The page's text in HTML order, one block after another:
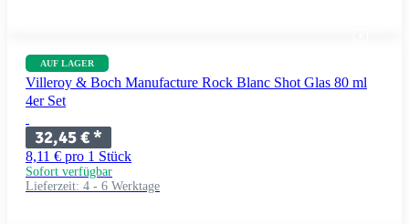
AUF LAGER
Villeroy & Boch Manufacture Rock Blanc Shot Glas 80 ml
4er Set
32,45 €*
8,11 € pro 1 Stück
Sofort verfügbar
Lieferzeit: 4 - 6 Werktage